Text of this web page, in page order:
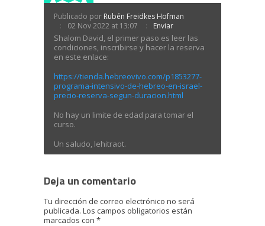
Publicado por Rubén Freidkes Hofman
02 Nov 2022 at 13:07
Enviar
Shalom David, el primer paso es leer las
condiciones, inscribirse y hacer la reserva
en este enlace:
https://tienda.hebreovivo.com/p1853277-
programa-intensivo-de-hebreo-en-israel-
precio-reserva-segun-duracion.html
No hay un limite de edad para tomar el
curso.
Un saludo, lehitraot.
Deja un comentario
Tu dirección de correo electrónico no será
publicada. Los campos obligatorios están
marcados con *